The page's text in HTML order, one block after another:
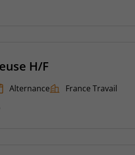
H/F
Alternance
France Travail